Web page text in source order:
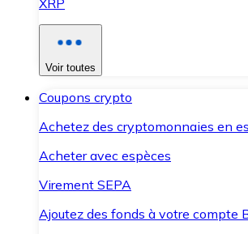
XRP
Voir toutes
Coupons crypto
Achetez des cryptomonnaies en
Acheter avec espèces
Virement SEPA
Ajoutez des fonds à votre compte